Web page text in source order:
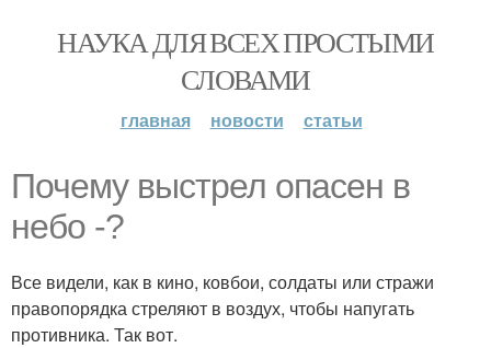
НАУКА ДЛЯ ВСЕХ ПРОСТЫМИ
СЛОВАМИ
главная новости статьи
Почему выстрел опасен в
небо -?
Все видели, как в кино, ковбои, солдаты или стражи
правопорядка стреляют в воздух, чтобы напугать
противника. Так вот.